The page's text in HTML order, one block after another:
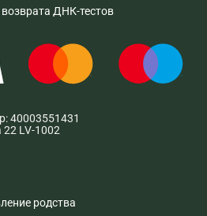
ДНК-тестов
40003551431
22 LV-1002
родства